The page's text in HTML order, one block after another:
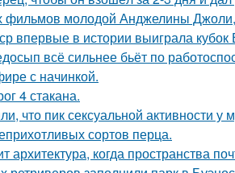
молодой Анджелины Джоли,
впервые в истории выиграла
всё сильнее бьёт по
с начинкой.
4 стакана.
что пик сексуальной активности у
сортов перца.
архитектура, когда пространства